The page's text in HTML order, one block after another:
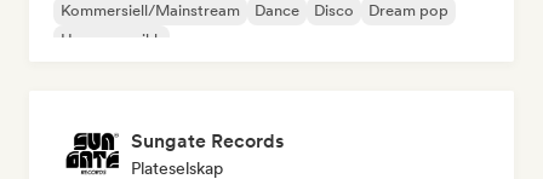
Kommersiell/Mainstream
Dance Disco
Dream pop
House-musikk
Sungate Records
Plateselskap